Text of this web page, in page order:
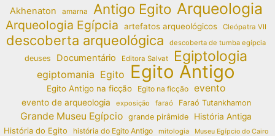
Akhenaton amarna Antigo Egito Arqueologia
Arqueologia Egípcia artefatos arqueológicos Cleópatra VII
descoberta arqueológica descoberta de tumba egípcia
deuses Documentário Editora Salvat Egiptologia
egiptomania Egito Egito Antigo
Egito Antigo na ficção Egito na ficção evento
evento de arqueologia exposição faraó Faraó Tutankhamon
Grande Museu Egípcio grande pirâmide
História Antiga
História do Egito
história do Egito Antigo mitologia Museu Egípcio do Cairo